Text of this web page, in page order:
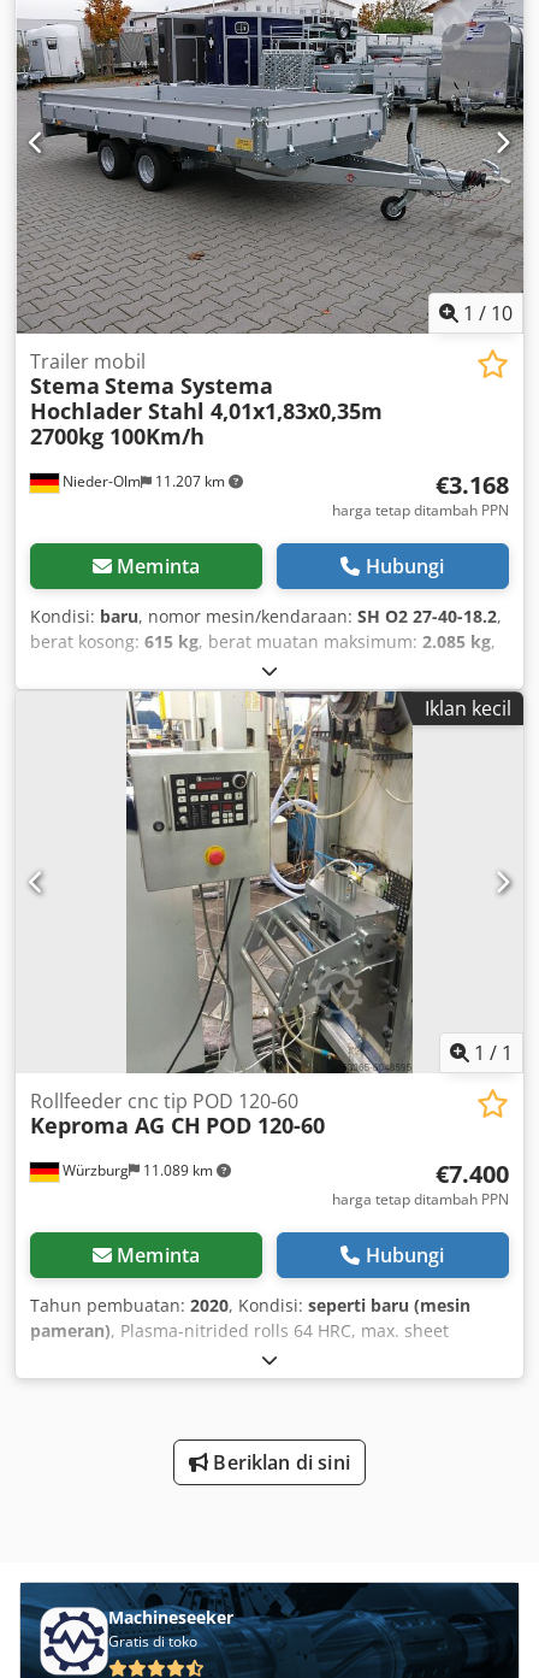
= Track width: 50 mm D = Bowl diameter: 980 mm H = Bowl
height: 250 mm S = Track pitch: 81 mm Dcodpjh Iy Ttsfx
Ahgek
1 / 10
Nieder-Olm 11.207 km
Trailer mobil
Stema Stema Systema
Hochlader Stahl 4,01x1,83x0,35m
2700kg 100Km/h
€3.168
harga tetap ditambah PPN
Meminta Hubungi
Kondisi: baru, nomor mesin/kendaraan: SH O2 27-40-18.2,
berat kosong: 615 kg, berat muatan maksimum: 2.085 kg,
, konfigurasi gandar:
panjang ruang muatan:4.010 mm, lebar ruang muat:
, tinggi ruang muatan:345 mm, Iklan kecil
1 / 1
Würzburg 11.089 km
Rollfeeder cnc tip POD 120-60
Keproma AG CH POD 120-60
€7.400
harga tetap ditambah PPN
Meminta Hubungi
Tahun pembuatan: 2020, Kondisi: seperti baru (mesin
pameran), Plasma-nitrided rolls 64 HRC, max. sheet
thickness 3 mm, max. width 120 mm, repeat accuracy +/-
0.06 mm, at 50 mm feed 350 strokes/min, 180° free angle.
Beriklan di sini
Machineseeker
Gratis di toko